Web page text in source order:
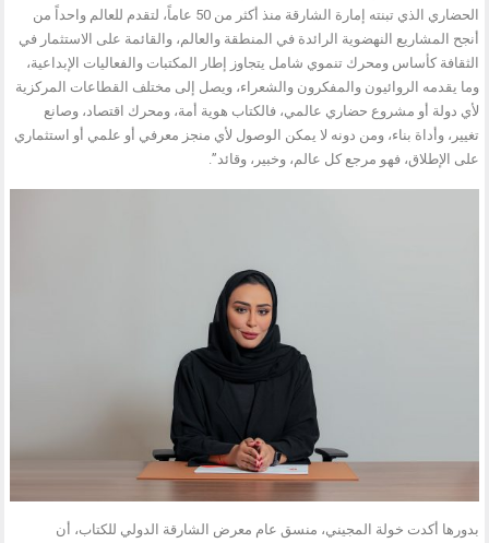
الحضاري الذي تبنته إمارة الشارقة منذ أكثر من 50 عاماً، لتقدم للعالم واحداً من
أنجح المشاريع النهضوية الرائدة في المنطقة والعالم، والقائمة على الاستثمار في
الثقافة كأساس ومحرك تنموي شامل يتجاوز إطار المكتبات والفعاليات الإبداعية،
وما يقدمه الروائيون والمفكرون والشعراء، ويصل إلى مختلف القطاعات المركزية
لأي دولة أو مشروع حضاري عالمي، فالكتاب هوية أمة، ومحرك اقتصاد، وصانع
تغيير، وأداة بناء، ومن دونه لا يمكن الوصول لأي منجز معرفي أو علمي أو استثماري
على الإطلاق، فهو مرجع كل عالم، وخبير، وقائد”.
بدورها أكدت خولة المجيني، منسق عام معرض الشارقة الدولي للكتاب، أن